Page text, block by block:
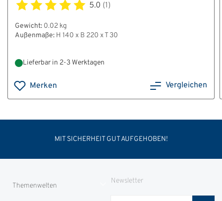
5.0 (1)
Gewicht: 0.02 kg
Außenmaße: H 140 x B 220 x T 30
Lieferbar in 2-3 Werktagen
Merken Vergleichen
MIT SICHERHEIT GUT AUFGEHOBEN!
Themenwelten
Newsletter